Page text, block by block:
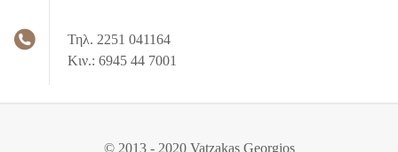
Τηλ. 2251 041164
Κιν.: 6945 44 7001
© 2013 - 2020 Vatzakas Georgios